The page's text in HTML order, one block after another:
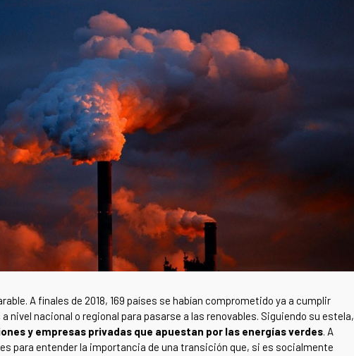
A finales de 2018, 169 países se habían comprometido ya a cumplir
nivel nacional o regional para pasarse a las renovables. Siguiendo su estela,
y empresas privadas que apuestan por las energías verdes. A
para entender la importancia de una transición que, si es socialmente